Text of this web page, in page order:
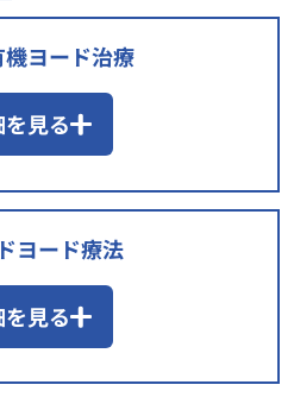
ヨード治療
見る
ヨード療法
見る